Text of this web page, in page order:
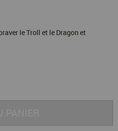
le Troll et le Dragon et